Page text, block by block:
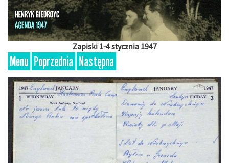
Zapiski 1-4 stycznia 1947
Menu Poprzednia Następna